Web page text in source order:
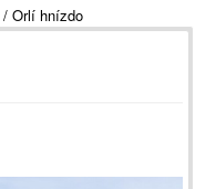
/ Orlí hnízdo